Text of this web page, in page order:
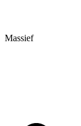
Massief